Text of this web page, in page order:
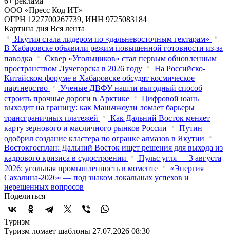
ООО «Пресс Код ИТ»
ОГРН 1227700267739, ИНН 9725083184
Картина дня Вся лента
Якутия стала лидером по «дальневосточным гектарам»
В Хабаровске объявили режим повышенной готовности из‑за
паводка
Сквер «Угольщиков» стал первым обновленным
пространством Лучегорска в 2026 году
На Российско-
Китайском форуме в Хабаровске обсудят космическое
партнерство
Ученые ДВФУ нашли выгодный способ
строить прочные дороги в Арктике
Цифровой юань
выходит на границу: как Маньчжоули ломает барьеры
трансграничных платежей
Как Дальний Восток меняет
карту зернового и масличного рынков России
Путин
одобрил создание кластера по огранке алмазов в Якутии
Востокгосплан: Дальний Восток ищет решения для выхода из
кадрового кризиса в судостроении
Пульс угля — 3 августа
2026: угольная промышленность в моменте
«Энергия
Сахалина-2026» — под знаком локальных успехов и
нерешенных вопросов
Поделиться
Туризм
Туризм ломает шаблоны 27.07.2026 08:30